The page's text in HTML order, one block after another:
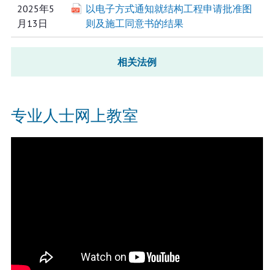
2025年5
月13日
以电子方式通知就结构工程申请批准图
则及施工同意书的结果
相关法例
专业人士网上教室